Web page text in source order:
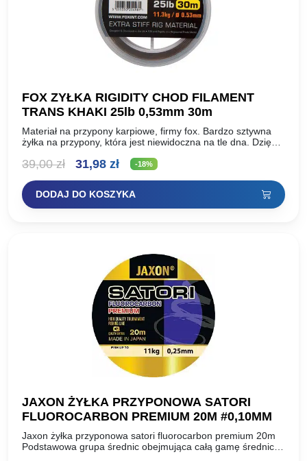
FOX ZYŁKA RIGIDITY CHOD FILAMENT
TRANS KHAKI 25lb 0,53mm 30m
Materiał na przypony karpiowe, firmy fox. Bardzo sztywna
żyłka na przypony, która jest niewidoczna na tle dna. Dzięki
39,00zł
Pierwotna
cena
wynosiła:
31,98 złAktualna
cena
wynosi:
-18%
DODAJ DO KOSZYKA
JAXON ŻYŁKA PRZYPONOWA SATORI
FLUOROCARBON PREMIUM 20M #0,10MM
Jaxon żyłka przyponowa satori fluorocarbon premium 20m
Podstawowa grupa średnic obejmująca całą gamę średnic